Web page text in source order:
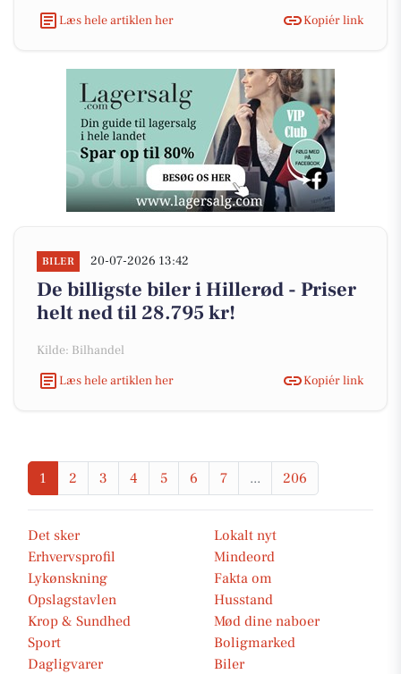
Læs hele artiklen her
Kopiér link
BILER 20-07-2026 13:42
De billigste biler i Hillerød - Priser
helt ned til 28.795 kr!
Kilde: Bilhandel
Læs hele artiklen her
Kopiér link
1 2 3 4 5 6 7 ... 206
Det sker
Lokalt nyt
Erhvervsprofil
Mindeord
Lykønskning
Fakta om
Opslagstavlen
Husstand
Krop & Sundhed
Mød dine naboer
Sport
Boligmarked
Dagligvarer
Biler